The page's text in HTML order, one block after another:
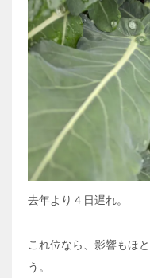
去年より４日遅れ。
これ位なら、影響もほ
う。